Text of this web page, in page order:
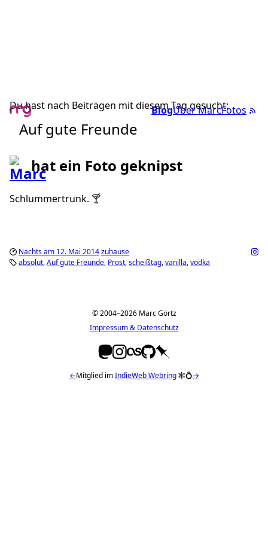
BlogÜber MarcFotos
Du hast nach Beiträgen mit diesem Tag gesucht:
Auf gute Freunde
hat ein Foto geknipst
Schlummertrunk. 🍸
Nachts am 12. Mai 2014zuhause
absolut Auf gute Freunde Prost scheißtag vanilla vodka
© 2004–2026 Marc Görtz
Impressum & Datenschutz
←Mitglied imIndieWeb Webring🕸💍→